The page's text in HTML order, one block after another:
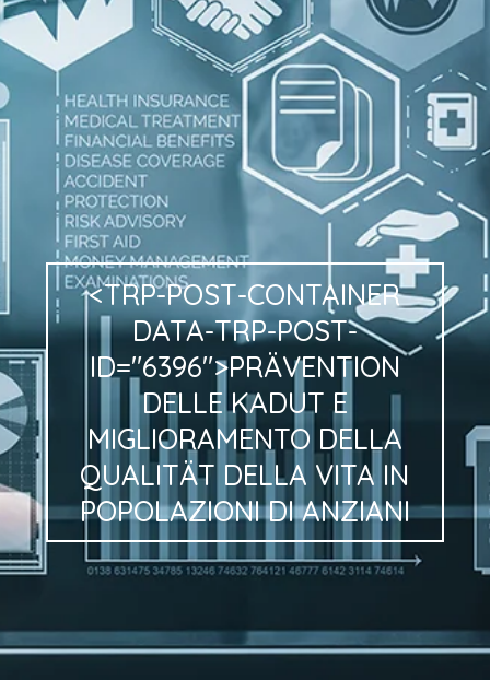
<TRP-POST-CONTAINER
DATA-TRP-POST-
ID="6396">PRÄVENTION
DELLE KADUT E
MIGLIORAMENTO DELLA
QUALITÄT DELLA VITA IN
POPOLAZIONI DI ANZIANI